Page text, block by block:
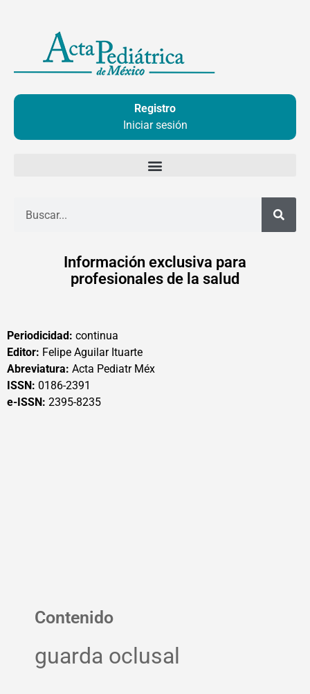
contenido
Registro
Iniciar sesión
Información exclusiva para
profesionales de la salud
Periodicidad: continua
Editor: Felipe Aguilar Ituarte
Abreviatura: Acta Pediatr Méx
ISSN: 0186-2391
e-ISSN: 2395-8235
Contenido
guarda oclusal